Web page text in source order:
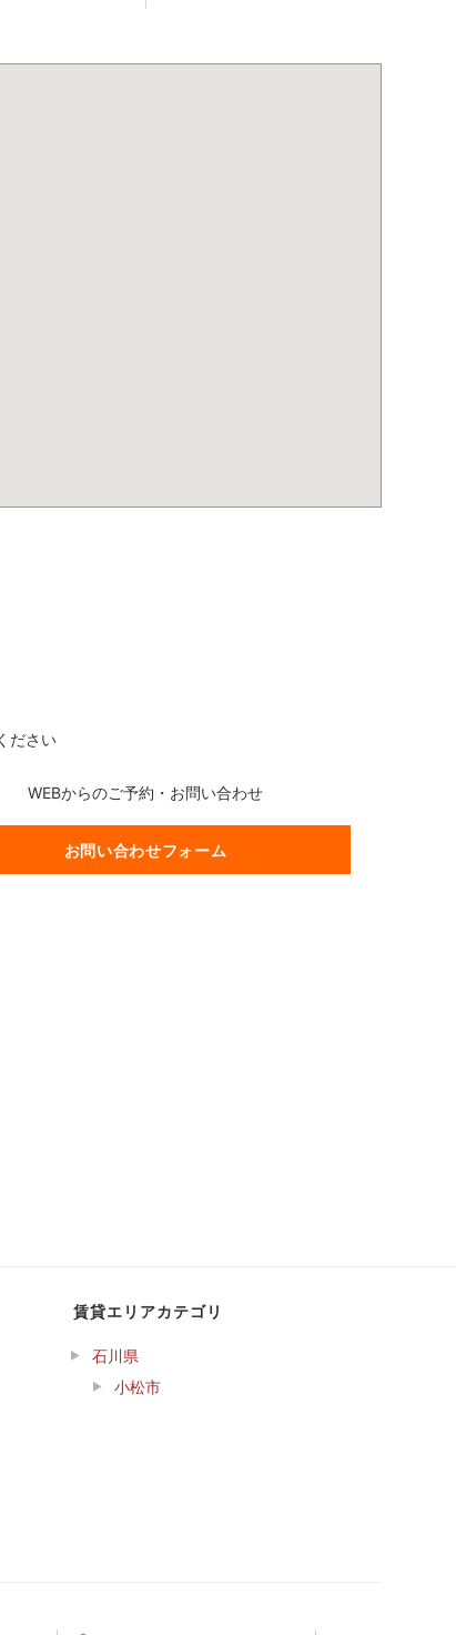
ださい
WEBからのご予約・お問い合わせ
お問い合わせフォーム
賃貸エリアカテゴリ
石川県
小松市